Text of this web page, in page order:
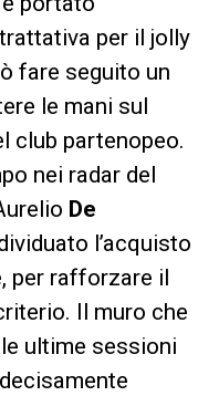
per il jolly
fare seguito un
le mani sul
club partenopeo.
nei radar del
De
l’acquisto
per rafforzare il
Il muro che
ultime sessioni